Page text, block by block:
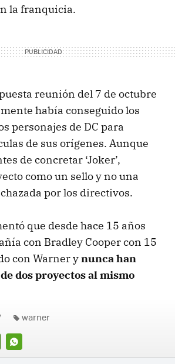
la franquicia.
reunión del 7 de octubre
había conseguido los
personajes de DC para
de sus orígenes. Aunque
de concretar ‘Joker’,
como un sello y no una
por los directivos.
que desde hace 15 años
con Bradley Cooper con 15
con Warner ynunca han
dos proyectos al mismo
WHATSAPP
warner